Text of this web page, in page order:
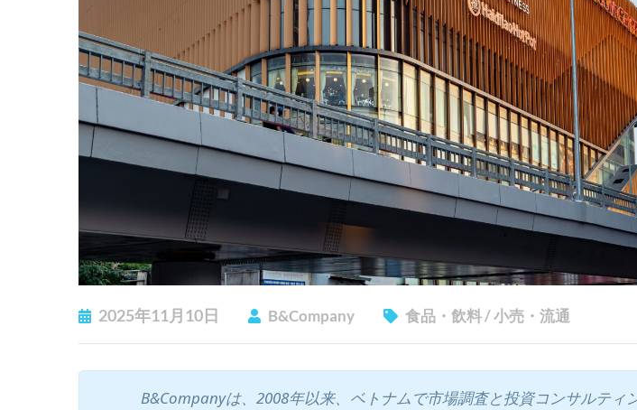
2025年11月10日 B&Company 食品・飲料/小売・流通
B&Companyは、2008年以来、ベトナムで市場調査と投資コンサルティ